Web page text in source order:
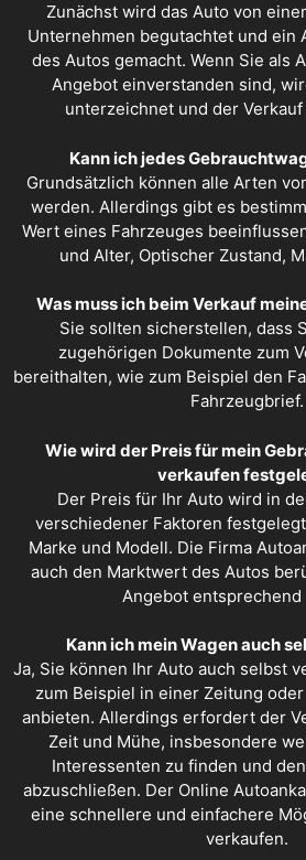
Zunächst wird das Auto von
Unternehmen begutachtet und ein
des Autos gemacht. Wenn Sie als
Angebot einverstanden sind,
unterzeichnet und der
Kann ich jedes
Grundsätzlich können alle Arten
werden. Allerdings gibt es
Wert eines Fahrzeuges
und Alter, Optischer Zustand,
Was muss ich beim Verkauf
Sie sollten sicherstellen, dass
zugehörigen Dokumente zum
bereithalten, wie zum Beispiel den
Fahrzeugbrief.
Wie wird der Preis für mein
verkaufen
Der Preis für Ihr Auto wird in
verschiedener Faktoren
Marke und Modell. Die Firma
auch den Marktwert des Autos
Angebot entsprechend
Kann ich mein Wagen auch
Ja, Sie können Ihr Auto auch selbst
zum Beispiel in einer Zeitung
anbieten. Allerdings erfordert der
Zeit und Mühe, insbesondere
Interessenten zu finden und
abzuschließen. Der Online
eine schnellere und einfachere
verkaufen.